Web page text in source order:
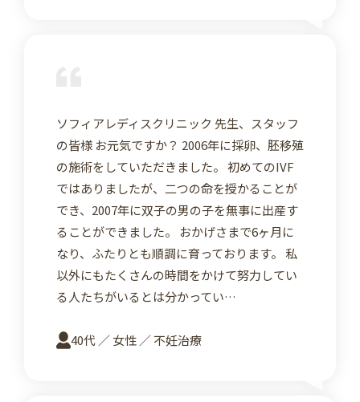
ソフィアレディスクリニック 先生、スタッフ
の皆様 お元気ですか？ 2006年に採卵、胚移殖
の施術をしていただきました。 初めてのIVF
ではありましたが、二つの命を授かることが
でき、2007年に双子の男の子を無事に出産す
ることができました。 おかげさまで6ヶ月に
なり、ふたりとも順調に育っております。 私
以外にもたくさんの時間をかけて努力してい
る人たちがいるとは分かってい…
40代 ／ 女性 ／ 不妊治療